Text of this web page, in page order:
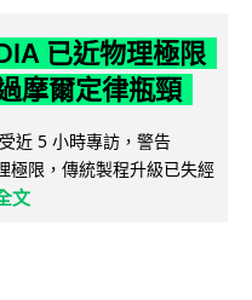
已近物理極限
摩爾定律瓶頸
近 5 小時專訪，警告
極限，傳統製程升級已失經
文